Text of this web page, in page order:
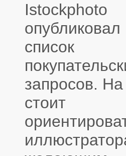
Istockphoto
опубликовал
список
запросов. На
стоит